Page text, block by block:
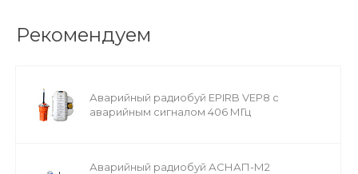
Рекомендуем
Аварийный радиобуй EPIRB VEP8 с
аварийным сигналом 406 МГц
Аварийный радиобуй АСНАП-М2